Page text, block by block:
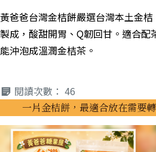
黃爸爸台灣金桔餅嚴選台灣本土金
製成，酸甜開胃、Q韌回甘。適合配
能沖泡成溫潤金桔茶。
閱讀次數： 46
一片金桔餅，最適合放在需要